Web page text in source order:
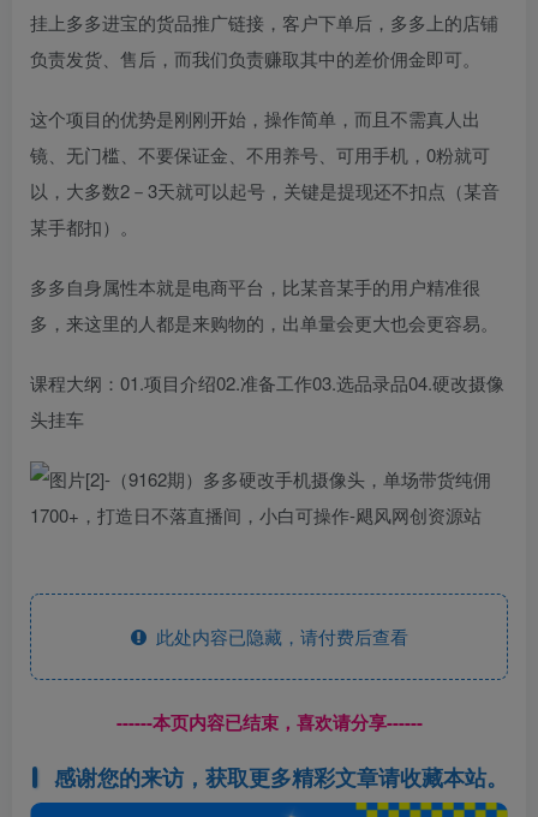
挂上多多进宝的货品推广链接，客户下单后，多多上的店铺
负责发货、售后，而我们负责赚取其中的差价佣金即可。
这个项目的优势是刚刚开始，操作简单，而且不需真人出
镜、无门槛、不要保证金、不用养号、可用手机，0粉就可
以，大多数2－3天就可以起号，关键是提现还不扣点（某音
某手都扣）。
多多自身属性本就是电商平台，比某音某手的用户精准很
多，来这里的人都是来购物的，出单量会更大也会更容易。
课程大纲：01.项目介绍02.准备工作03.选品录品04.硬改摄像
头挂车
此处内容已隐藏，请付费后查看
------本页内容已结束，喜欢请分享------
感谢您的来访，获取更多精彩文章请收藏本站。